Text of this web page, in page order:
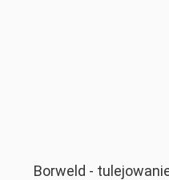
Borweld -